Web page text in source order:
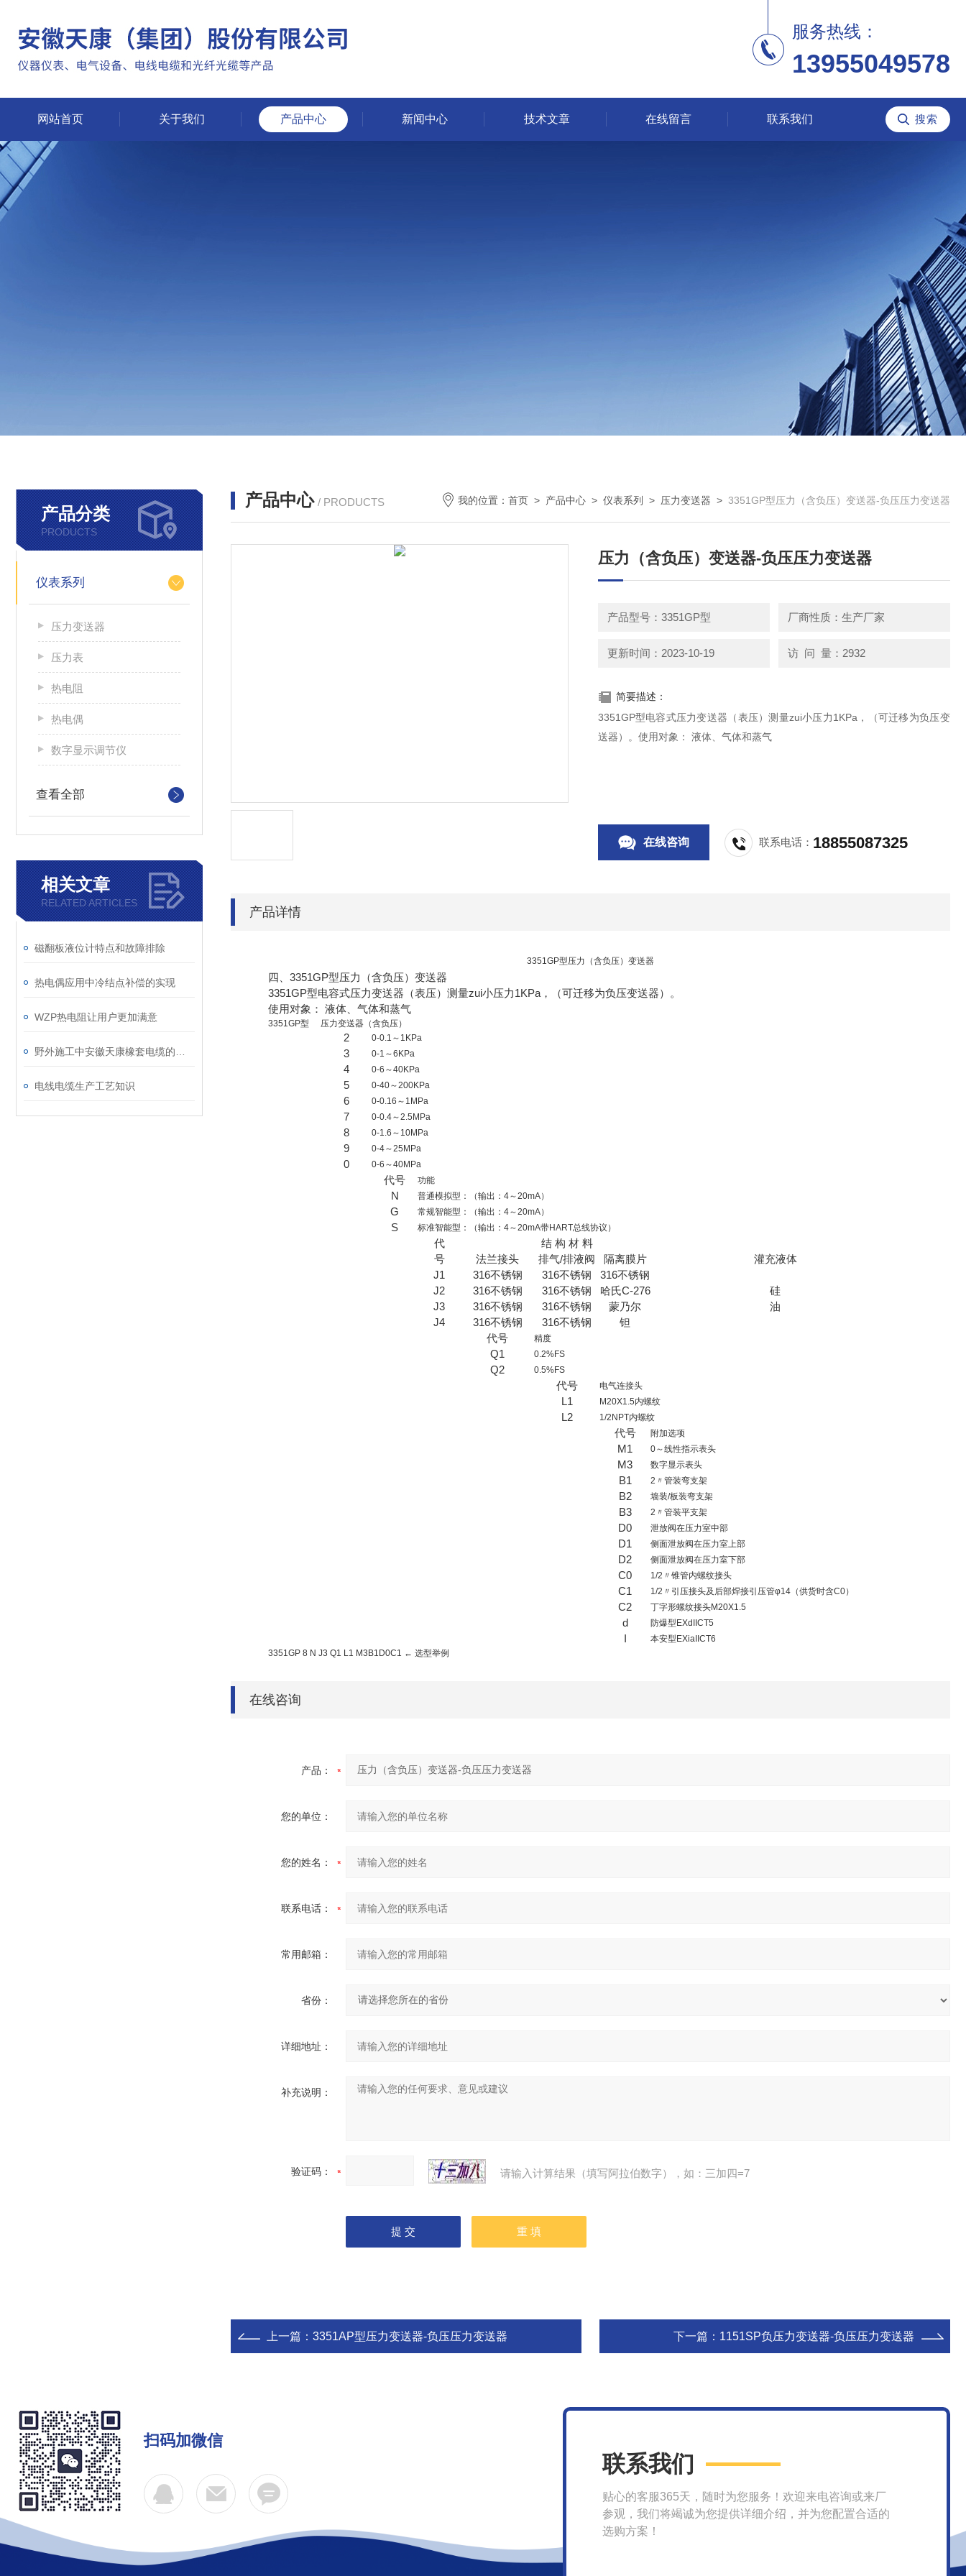
服务热线：
13955049578
网站首页 关于我们 产品中心 新闻中心 技术文章 在线留言 联系我们
产品分类
PRODUCTS
仪表系列
压力变送器
压力表
热电阻
热电偶
数字显示调节仪
查看全部
相关文章
RELATED ARTICLES
磁翻板液位计特点和故障排除
热电偶应用中冷结点补偿的实现
WZP热电阻让用户更加满意
电线电缆生产工艺知识
产品中心 / PRODUCTS 我的位置： 首页 > 产品中心 > 仪表系列 > 压力变送器 > 3351GP型压力（含负压）变送器-负压压力变送器
压力（含负压）变送器-负压压力变送器
产品型号：3351GP型 厂商性质：生产厂家
更新时间：2023-10-19 访 问 量：2932
简要描述：
3351GP型电容式压力变送器（表压）测量zui小压力1KPa，（可迁移为负压变
送器）。使用对象： 液体、气体和蒸气
在线咨询 联系电话： 18855087325
产品详情
3351GP型压力（含负压）变送器
四、3351GP型压力（含负压）变送器
3351GP型电容式压力变送器（表压）测量zui小压力1KPa，（可迁移为负压变送器）。
使用对象： 液体、气体和蒸气
3351GP型 压力变送器（含负压）
2 0-0.1～1KPa
3 0-1～6KPa
4 0-6～40KPa
5 0-40～200KPa
6 0-0.16～1MPa
7 0-0.4～2.5MPa
8 0-1.6～10MPa
9 0-4～25MPa
0 0-6～40MPa
代号 功能
N 普通模拟型：（输出：4～20mA）
G 常规智能型：（输出：4～20mA）
S 标准智能型：（输出：4～20mA带HART总线协议）
代
号
结 构 材 料
法兰接头
排气/排液阀 隔离膜片
灌充液体
J1
316不锈钢 316不锈钢
316不锈钢
硅
油
J2 316不锈钢 316不锈钢
哈氏C-276
J3
316不锈钢 316不锈钢
蒙乃尔
J4
316不锈钢 316不锈钢
钽
代号
精度
Q1 0.2%FS
Q2 0.5%FS
代号 电气连接头
L1 M20X1.5内螺纹
L2 1/2NPT内螺纹
代号 附加选项
M1 0～线性指示表头
M3 数字显示表头
B1 2〃管装弯支架
B2 墙装/板装弯支架
B3 2〃管装平支架
D0 泄放阀在压力室中部
D1 侧面泄放阀在压力室上部
D2 侧面泄放阀在压力室下部
C0 1/2〃锥管内螺纹接头
C1 1/2〃引压接头及后部焊接引压管φ14（供货时含C0）
C2 丁字形螺纹接头M20X1.5
d 防爆型EXdIICT5
I
本安型EXiaIICT6
3351GP 8 N J3 Q1 L1 M3B1D0C1 ← 选型举例
在线咨询
产品：
您的单位：
您的姓名：
联系电话：
常用邮箱：
省份：
详细地址：
补充说明：
验证码： 请输入计算结果（填写阿拉伯数字），如：三加四=7
上一篇： 3351AP型压力变送器-负压压力变送器 下一篇： 1151SP负压力变送器-负压压力变送器
扫码加微信
联系我们
贴心的客服365天，随时为您服务！欢迎来电咨询或来厂
参观，我们将竭诚为您提供详细介绍，并为您配置合适的
选购方案！